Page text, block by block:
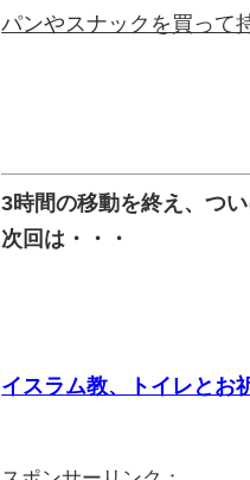
パンやスナックを買って
3時間の移動を終え、つ
次回は・・・
イスラム教、トイレとお